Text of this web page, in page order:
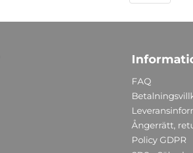
FAQ
Ångerrätt,
Policy GDPR